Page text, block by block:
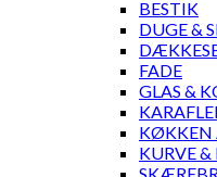
BESTIK
DUGE &
FADE
GLAS &
KØKKEN
KURVE &